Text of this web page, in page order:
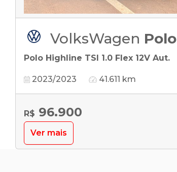
VolksWagen Polo
Polo Highline TSI 1.0 Flex 12V Aut.
2023/2023 41.611 km
R$ 96.900
Ver mais